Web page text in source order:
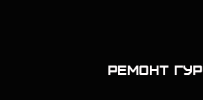
Ремонт ГУР